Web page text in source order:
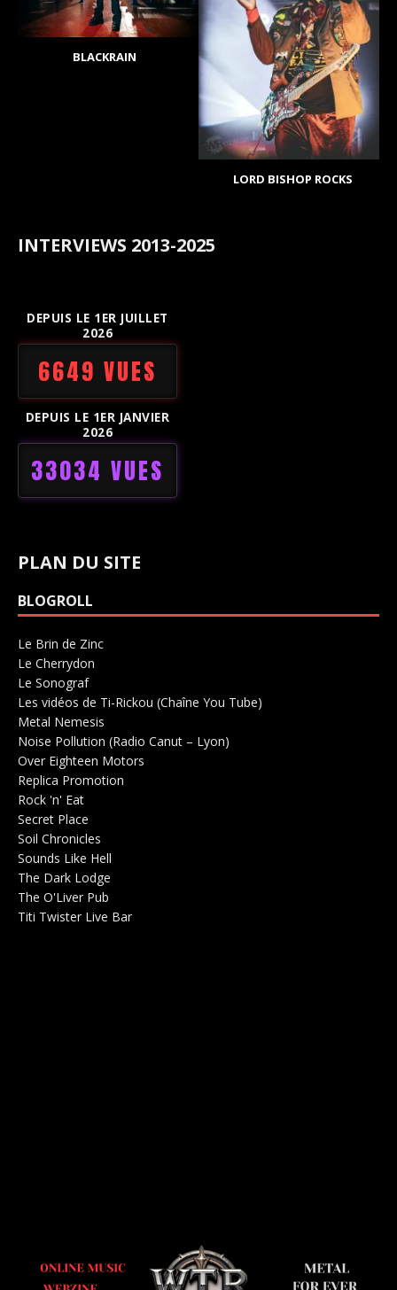
BLACKRAIN
LORD BISHOP ROCKS
INTERVIEWS 2013-2025
DEPUIS LE 1ER JUILLET
2026
6649 VUES
DEPUIS LE 1ER JANVIER
2026
33034 VUES
PLAN DU SITE
BLOGROLL
Le Brin de Zinc
Le Cherrydon
Le SonografSalle de concerts 0
Les vidéos de Ti-Rickou (Chaîne You Tube)
Metal Nemesis
Noise Pollution (Radio Canut – Lyon)
Over Eighteen Motors
Replica Promotion
Rock 'n' Eat
Secret Place
Soil Chronicles
Sounds Like Hell
The Dark Lodge
The O'Liver Pub
Titi Twister Live Bar